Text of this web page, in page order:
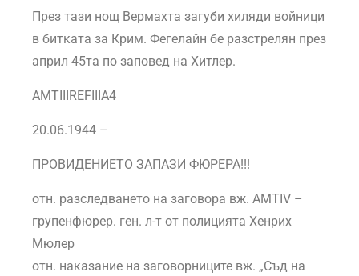
През тази нощ Вермахта загуби хиляди войници
в битката за Крим. Фегелайн бе разстрелян през
април 45та по заповед на Хитлер.
AMTIIIREFIIIA4
20.06.1944 –
ПРОВИДЕНИЕТО ЗАПАЗИ ФЮРЕРА!!!
отн. разследването на заговора вж. AMTIV –
групенфюрер. ген. л-т от полицията Хенрих
Мюлер
отн. наказание на заговорниците вж. „Съд на